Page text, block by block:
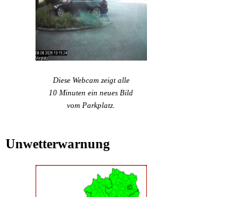
Diese Webcam zeigt alle
10 Minuten ein neues Bild
vom Parkplatz.
Unwetterwarnung